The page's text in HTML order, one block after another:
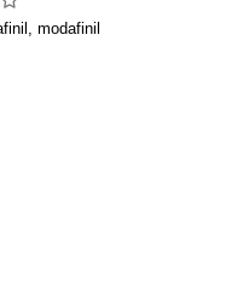
modafinil